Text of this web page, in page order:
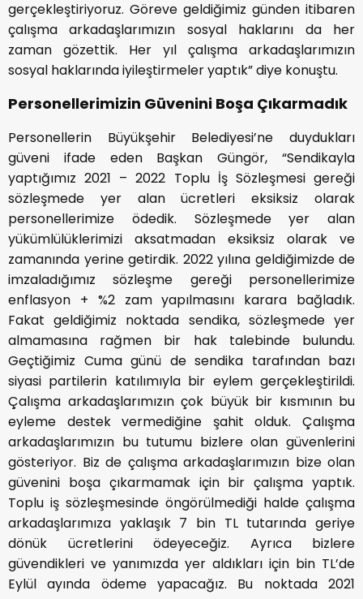
gerçekleştiriyoruz. Göreve geldiğimiz günden itibaren
çalışma arkadaşlarımızın sosyal haklarını da her
zaman gözettik. Her yıl çalışma arkadaşlarımızın
sosyal haklarında iyileştirmeler yaptık” diye konuştu.
Personellerimizin Güvenini Boşa Çıkarmadık
Personellerin Büyükşehir Belediyesi’ne duydukları
güveni ifade eden Başkan Güngör, “Sendikayla
yaptığımız 2021 – 2022 Toplu İş Sözleşmesi gereği
sözleşmede yer alan ücretleri eksiksiz olarak
personellerimize ödedik. Sözleşmede yer alan
yükümlülüklerimizi aksatmadan eksiksiz olarak ve
zamanında yerine getirdik. 2022 yılına geldiğimizde de
imzaladığımız sözleşme gereği personellerimize
enflasyon + %2 zam yapılmasını karara bağladık.
Fakat geldiğimiz noktada sendika, sözleşmede yer
almamasına rağmen bir hak talebinde bulundu.
Geçtiğimiz Cuma günü de sendika tarafından bazı
siyasi partilerin katılımıyla bir eylem gerçekleştirildi.
Çalışma arkadaşlarımızın çok büyük bir kısmının bu
eyleme destek vermediğine şahit olduk. Çalışma
arkadaşlarımızın bu tutumu bizlere olan güvenlerini
gösteriyor. Biz de çalışma arkadaşlarımızın bize olan
güvenini boşa çıkarmamak için bir çalışma yaptık.
Toplu iş sözleşmesinde öngörülmediği halde çalışma
arkadaşlarımıza yaklaşık 7 bin TL tutarında geriye
dönük ücretlerini ödeyeceğiz. Ayrıca bizlere
güvendikleri ve yanımızda yer aldıkları için bin TL’de
Eylül ayında ödeme yapacağız. Bu noktada 2021